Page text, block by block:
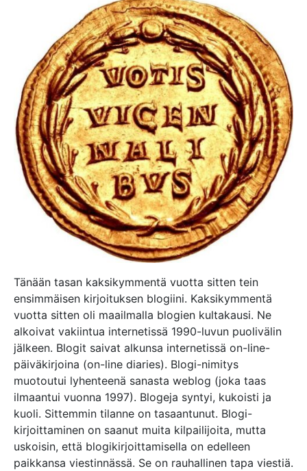
Tänään tasan kaksikymmentä vuotta sitten tein
ensimmäisen kirjoituksen blogiini. Kaksikymmentä
vuotta sitten oli maailmalla blogien kultakausi. Ne
alkoivat vakiintua internetissä 1990-luvun puolivälin
jälkeen. Blogit saivat alkunsa internetissä on-line-
päiväkirjoina (on-line diaries). Blogi-nimitys
muotoutui lyhenteenä sanasta weblog (joka taas
ilmaantui vuonna 1997). Blogeja syntyi, kukoisti ja
kuoli. Sittemmin tilanne on tasaantunut. Blogi-
kirjoittaminen on saanut muita kilpailijoita, mutta
uskoisin, että blogikirjoittamisella on edelleen
paikkansa viestinnässä. Se on rauhallinen tapa viestiä.